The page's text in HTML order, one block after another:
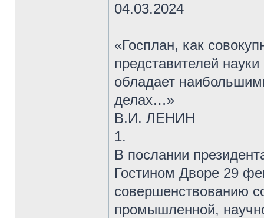
04.03.2024
«Госплан, как
представителей науки
обладает
делах…»
В.И. ЛЕНИН
1.
В послании
Гостином Дворе 29
совершенствованию
промышленной,